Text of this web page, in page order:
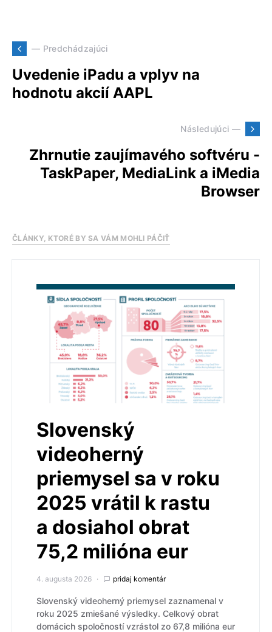
— Predchádzajúci
Uvedenie iPadu a vplyv na
hodnotu akcií AAPL
Následujúci —
Zhrnutie zaujímavého softvéru -
TaskPaper, MediaLink a iMedia
Browser
ČLÁNKY, KTORÉ BY SA VÁM MOHLI PÁČIŤ
Slovenský
videoherný
priemysel sa v roku
2025 vrátil k rastu
a dosiahol obrat
75,2 milióna eur
4. augusta 2026 pridaj komentár
Slovenský videoherný priemysel zaznamenal v
roku 2025 zmiešané výsledky. Celkový obrat
domácich spoločností vzrástol zo 67,8 milióna eur